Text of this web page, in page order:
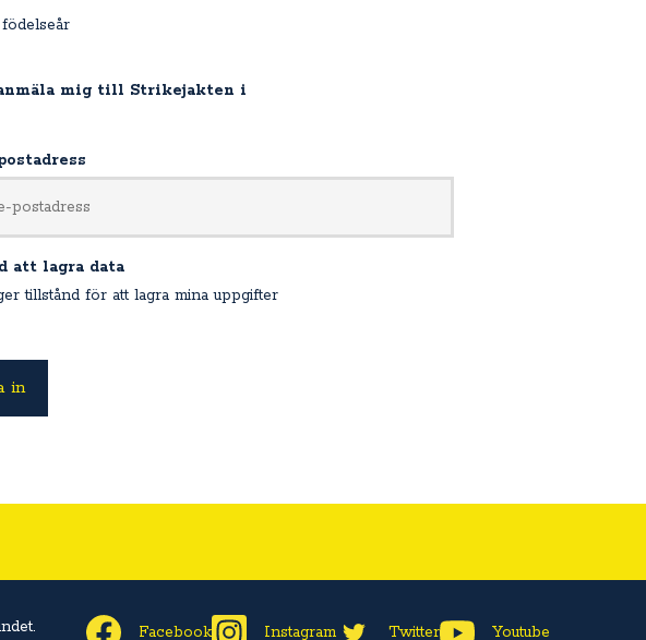
mig till Strikejakten i
att lagra data
tillstånd för att lagra mina uppgifter
Facebook Instagram Twitter Youtube